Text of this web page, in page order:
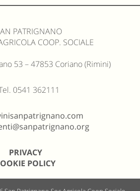
PATRIGNANO
COOP. SOCIALE
53 – 47853 Coriano (Rimini)
0541 362111
PRIVACY
POLICY